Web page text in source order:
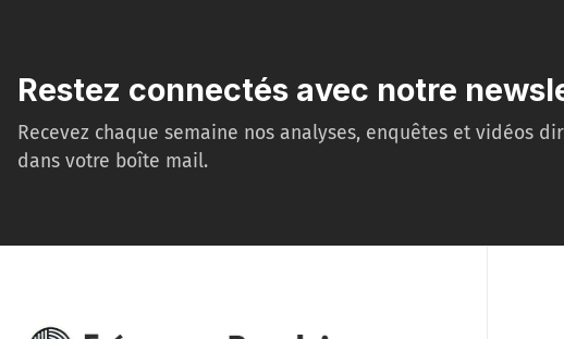
Restez connectés avec notre
Recevez chaque semaine nos analyses, enquêtes et vidéos
dans votre boîte mail.